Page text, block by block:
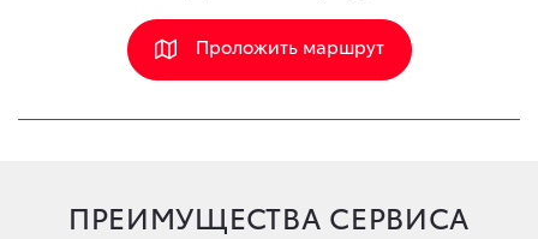
Проложить маршрут
ПРЕИМУЩЕСТВА СЕРВИСА